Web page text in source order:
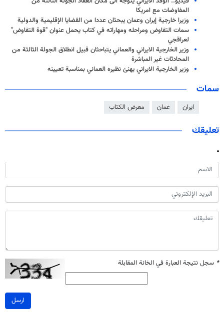
المفاوضات مع امريكا
وزيرا خارجية إيران وعمان يبحثان عددا من القضايا الإقليمية والدولية
سمات التفاوض ومراحله ومهاراته في كتاب يحمل عنوان "قوة التفاوض"
لعراقجي
وزير الخارجية الايراني والعماني يتباحثان قبيل انطلاق الجولة الثالثة من
المحادثات غير المباشرة
وزير الخارجية الايراني يهنئ نظيره العماني بمناسبة تعيينه
سمات
ايران عمان معرض الكتاب
تعليقك
* سجل نتيجة العبارة في الخانة المقابلة
ارسل